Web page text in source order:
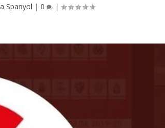
Spanyol |0 |